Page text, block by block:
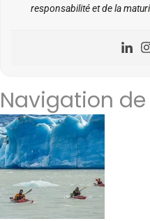
responsabilité et de la
Navigation de